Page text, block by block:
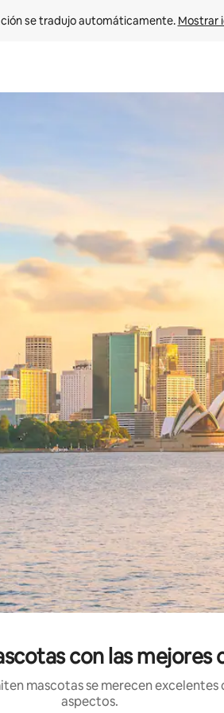
se tradujo automáticamente. Mostrar
hacia arriba y hacia abajo o explorá
con las mejores
mascotas se merecen
aspectos.